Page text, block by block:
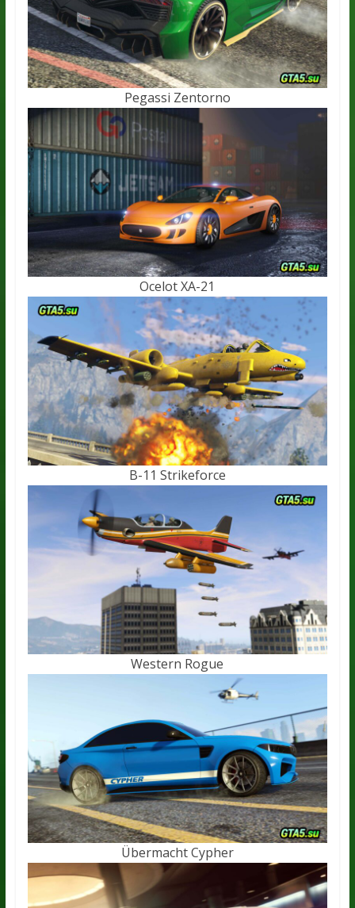
Pegassi Zentorno
Ocelot XA-21
B-11 Strikeforce
Western Rogue
Übermacht Cypher